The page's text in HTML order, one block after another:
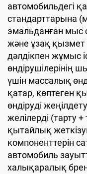
автомобильдегі
стандарттарына
эмальданған мыс
және ұзақ қызмет
дәлдікпен жұмыс
өндірушілерінің
үшін массалық
қатар, көптеген
өндіруді
желілерді (тарту
қытайлық
компоненттерін
автомобиль
халықаралық